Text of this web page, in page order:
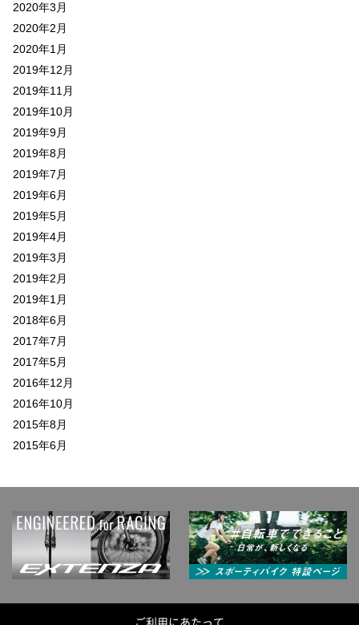
2020年3月
2020年2月
2020年1月
2019年12月
2019年11月
2019年10月
2019年9月
2019年8月
2019年7月
2019年6月
2019年5月
2019年4月
2019年3月
2019年2月
2019年1月
2018年6月
2017年7月
2017年5月
2016年12月
2016年10月
2015年8月
2015年6月
ご利用にあたって